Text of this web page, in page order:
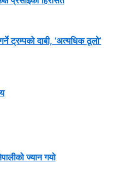
ट्रम्पको दाबी, ‘अत्यधिक ठूलो’
ज्यान गयो